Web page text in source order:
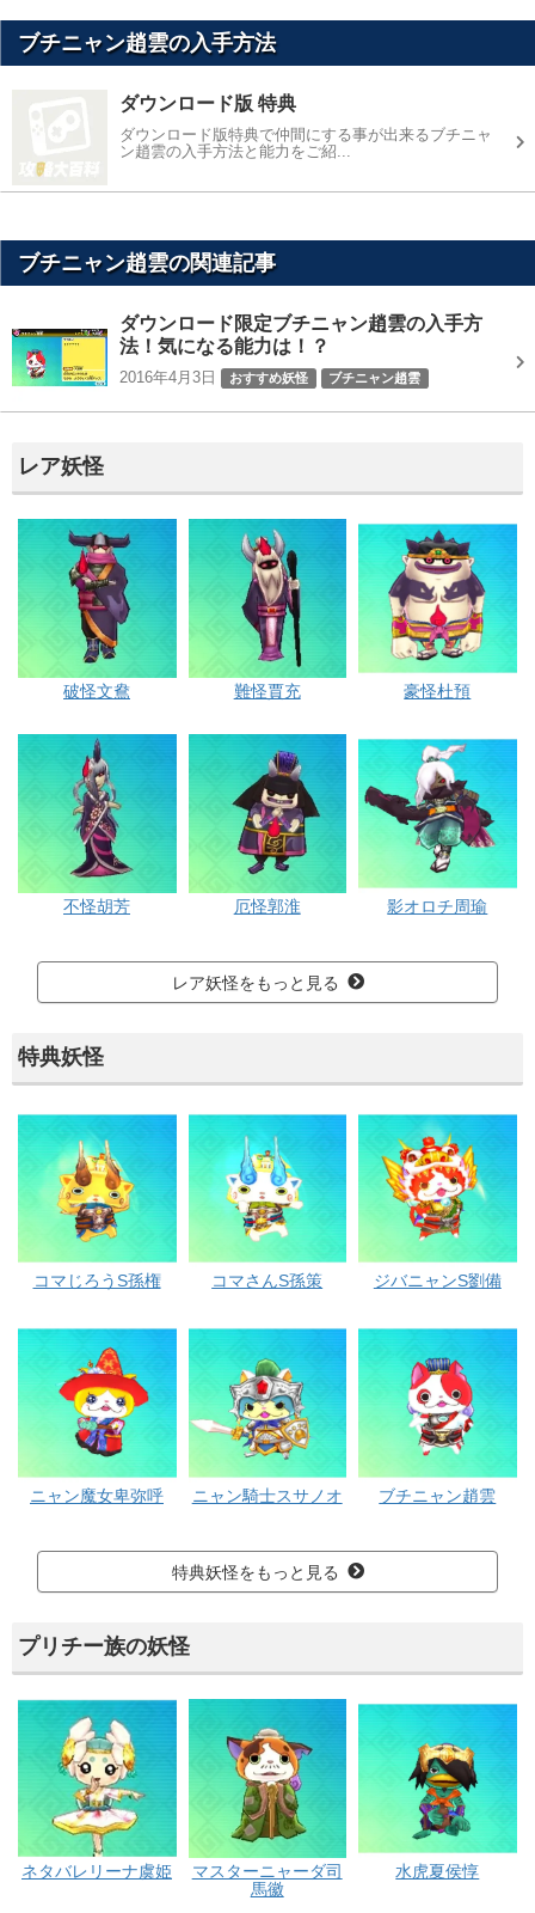
ブチニャン趙雲の入手方法
ダウンロード版 特典
ダウンロード版特典で仲間にする事が出来るブチニャ
ン趙雲の入手方法と能力をご紹...
ブチニャン趙雲の関連記事
ダウンロード限定ブチニャン趙雲の入手方
法！気になる能力は！？
2016年4月3日 おすすめ妖怪 ブチニャン趙雲
レア妖怪
破怪文鴦 難怪賈充 豪怪杜預
不怪胡芳 厄怪郭淮 影オロチ周瑜
レア妖怪をもっと見る
特典妖怪
コマじろうS孫権 コマさんS孫策 ジバニャンS劉備
ニャン魔女卑弥呼 ニャン騎士スサノオ ブチニャン趙雲
特典妖怪をもっと見る
プリチー族の妖怪
ネタバレリーナ虞姫
マスターニャーダ司
馬徽
水虎夏侯惇